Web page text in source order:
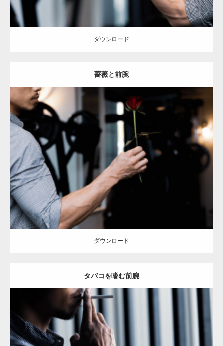
ダウンロード
薔薇と前腕
Update: 2023.02.11
Category:筋肉の部位にフォーカス オレンジの人 血管 前腕 天
神 (福岡)
ダウンロード
ダウンロード
タバコを嗜む前腕
Update:2023.02.11